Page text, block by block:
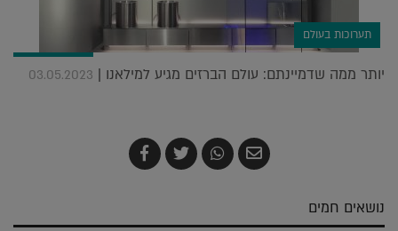
תערוכות בעולם
יותר ממה שדמיינתם: עולם הברזים מגיע למילאנו | 03.05.2023
שלח
בדואר
שתף
ב-
צייץ
ב-
שתף
ב-
נושאים חמים